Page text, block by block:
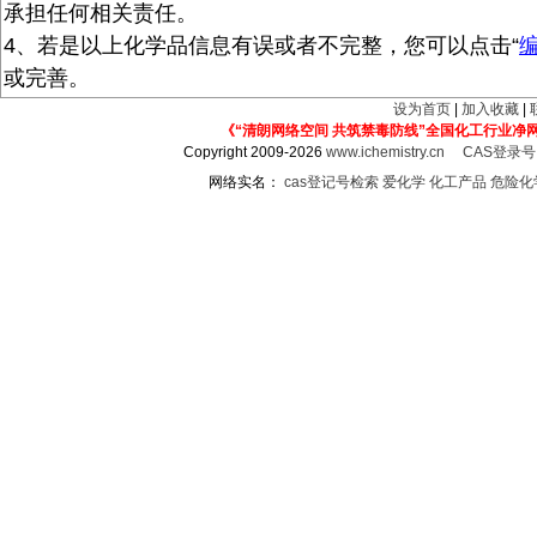
承担任何相关责任。
4、若是以上化学品信息有误或者不完整，您可以点击“
或完善。
设为首页 加入收藏
《“清朗网络空间 共筑禁毒防线”全国化工行业净
Copyright 2009-2026www.ichemistry.cn
CAS登录
网络实名： cas登记号检索 爱化学 化工产品 危险化